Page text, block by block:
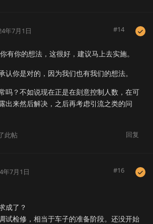
年7月1日 #14
你有你的想法，这很好，建议马上去实施。
认你是对的，因为我们也有我们的想法。
吗？不如说现在正是在刻意控制人数，在可
出来然后解决，之后再考虑引流之类的问
回复
此帖
年7月1日 #16
成了？
试检修，相当于车子的准备阶段。还没开始